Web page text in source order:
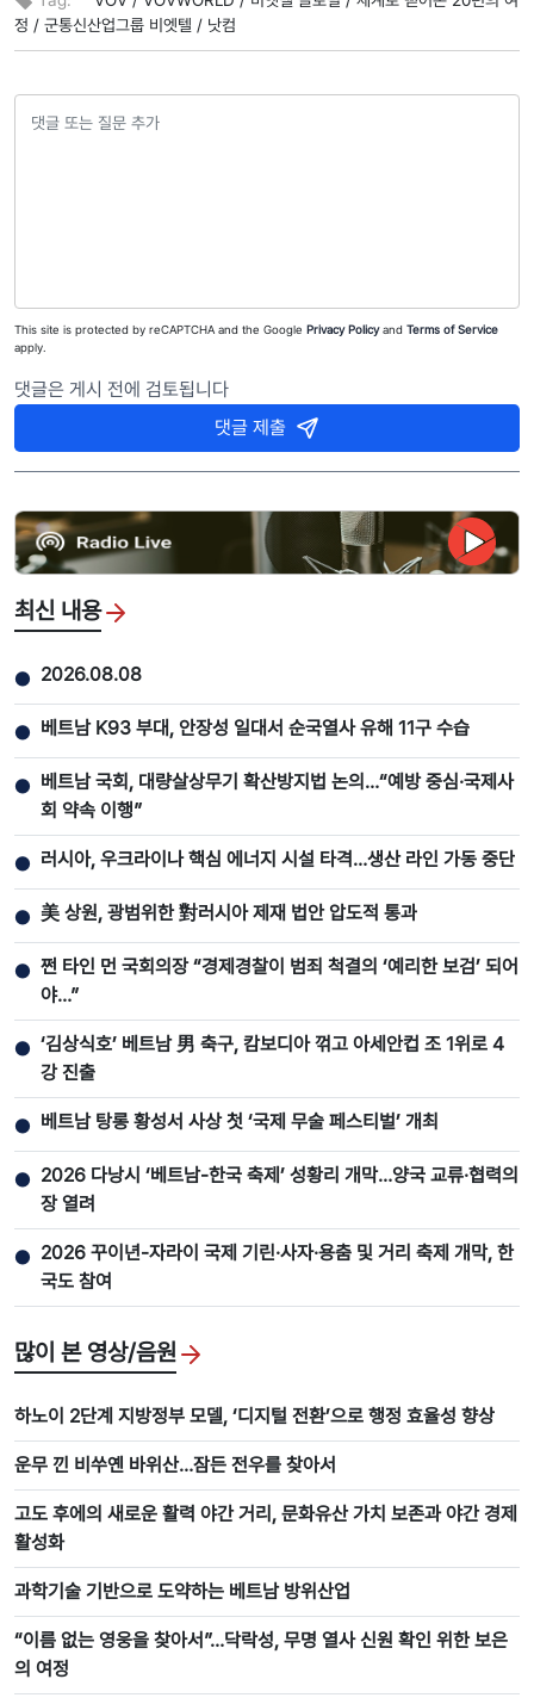
정 / 군통신산업그룹 비엣텔 / 낫컴
This site is protected by reCAPTCHA and the Google Privacy Policyand Terms of Service
apply.
댓글은 게시 전에 검토됩니다
댓글 제출
최신 내용
● 2026.08.08
● 베트남 K93 부대, 안장성 일대서 순국열사 유해 11구 수습
● 베트남 국회, 대량살상무기 확산방지법 논의…“예방 중심·국제사
회 약속 이행”
● 러시아, 우크라이나 핵심 에너지 시설 타격…생산 라인 가동 중단
● 美 상원, 광범위한 對러시아 제재 법안 압도적 통과
● 쩐 타인 먼 국회의장 “경제경찰이 범죄 척결의 ‘예리한 보검’ 되어
야…”
● ‘김상식호’ 베트남 男 축구, 캄보디아 꺾고 아세안컵 조 1위로 4
강 진출
● 베트남 탕롱 황성서 사상 첫 ‘국제 무술 페스티벌’ 개최
● 2026 다낭시 ‘베트남-한국 축제’ 성황리 개막…양국 교류·협력의
장 열려
● 2026 꾸이년-자라이 국제 기린·사자·용춤 및 거리 축제 개막, 한
국도 참여
많이 본 영상/음원
하노이 2단계 지방정부 모델, ‘디지털 전환’으로 행정 효율성 향상
운무 낀 비쑤옌 바위산…잠든 전우를 찾아서
고도 후에의 새로운 활력 야간 거리, 문화유산 가치 보존과 야간 경제
활성화
과학기술 기반으로 도약하는 베트남 방위산업
“이름 없는 영웅을 찾아서”…닥락성, 무명 열사 신원 확인 위한 보은
의 여정